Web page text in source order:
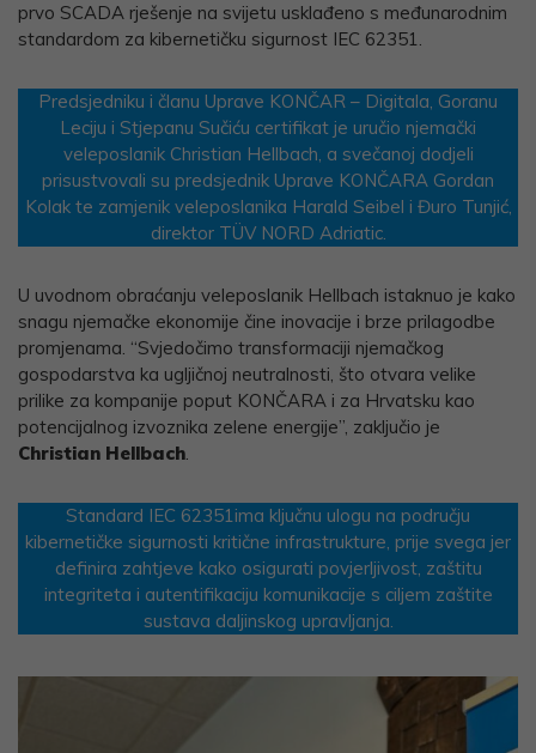
prvo SCADA rješenje na svijetu usklađeno s međunarodnim
standardom za kibernetičku sigurnost IEC 62351.
Predsjedniku i članu Uprave KONČAR – Digitala, Goranu
Leciju i Stjepanu Sučiću certifikat je uručio njemački
veleposlanik Christian Hellbach, a svečanoj dodjeli
prisustvovali su predsjednik Uprave KONČARA Gordan
Kolak te zamjenik veleposlanika Harald Seibel i Đuro Tunjić,
direktor TÜV NORD Adriatic.
U uvodnom obraćanju veleposlanik Hellbach istaknuo je kako
snagu njemačke ekonomije čine inovacije i brze prilagodbe
promjenama. “Svjedočimo transformaciji njemačkog
gospodarstva ka ugljičnoj neutralnosti, što otvara velike
prilike za kompanije poput KONČARA i za Hrvatsku kao
potencijalnog izvoznika zelene energije”, zaključio je
Christian Hellbach.
Standard IEC 62351ima ključnu ulogu na području
kibernetičke sigurnosti kritične infrastrukture, prije svega jer
definira zahtjeve kako osigurati povjerljivost, zaštitu
integriteta i autentifikaciju komunikacije s ciljem zaštite
sustava daljinskog upravljanja.